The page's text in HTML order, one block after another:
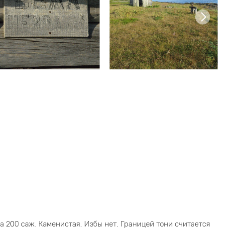
саж. Каменистая. Избы нет. Границей тони считается